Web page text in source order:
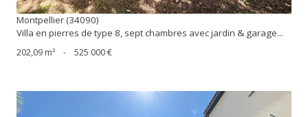
Montpellier (34090)
Villa en pierres de type 8, sept chambres avec jardin & garage...
202,09 m² - 525 000 €